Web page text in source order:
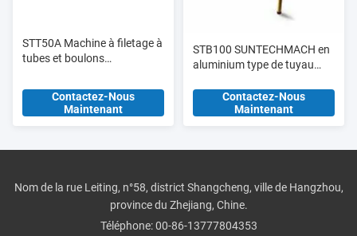
STT50A Machine à filetage à
tubes et boulons
et M33
Contactez-Nous
Maintenant
STB100 SUNTECHMACH en
aluminium type de tuyau
1/2 "-4"Contactez-Nous
Maintenant
Nom de la rue Leiting, n°58, district Shangcheng, ville de Hangzhou,
province du Zhejiang, Chine.
Téléphone:00-86-13777804353